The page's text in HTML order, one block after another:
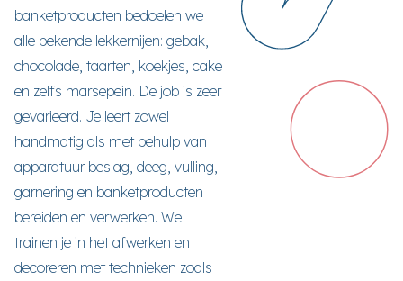
banketproducten bedoelen we
alle bekende lekkernijen: gebak,
chocolade, taarten, koekjes, cake
en zelfs marsepein. De job is zeer
gevarieerd. Je leert zowel
handmatig als met behulp van
apparatuur beslag, deeg, vulling,
garnering en banketproducten
bereiden en verwerken. We
trainen je in het afwerken en
decoreren met technieken zoals